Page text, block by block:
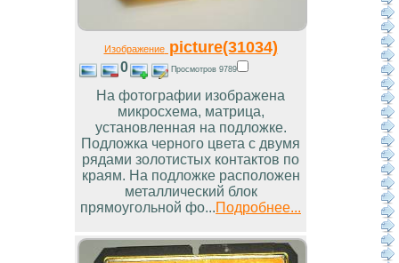
Изображениеpicture(31034)
0 Просмотров 9789
На фотографии изображена
микросхема, матрица,
установленная на подложке.
Подложка черного цвета с двумя
рядами золотистых контактов по
краям. На подложке расположен
металлический блок
прямоугольной фо...Подробнее...